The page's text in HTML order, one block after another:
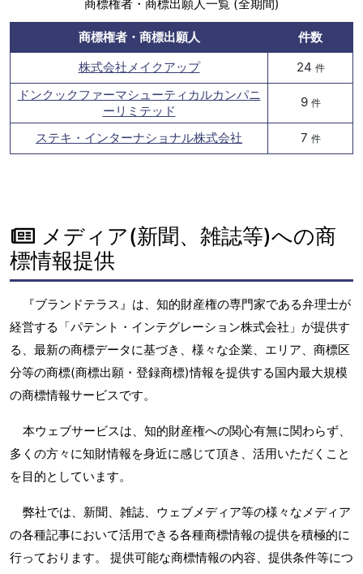
商標権者・商標出願人一覧 (全期間)
商標権者・商標出願人
件数
株式会社メイクアップ
24 件
ドンクックファーマシューティカルカンパニ
ーリミテッド
9 件
ステキ・インターナショナル株式会社 7 件
メディア(新聞、雑誌等)への商
標情報提供
『ブランドテラス』は、知的財産権の専門家である弁理士が
経営する「パテント・インテグレーション株式会社」が提供す
る、最新の商標データに基づき、様々な企業、エリア、商標区
分等の商標(商標出願・登録商標)情報を提供する国内最大規模
の商標情報サービスです。
本ウェブサービスは、知的財産権への関心有無に関わらず、
多くの方々に知財情報を身近に感じて頂き、活用いただくこと
を目的としています。
弊社では、新聞、雑誌、ウェブメディア等の様々なメディア
の各種記事において活用できる各種商標情報の提供を積極的に
行っております。 提供可能な商標情報の内容、提供条件等につ